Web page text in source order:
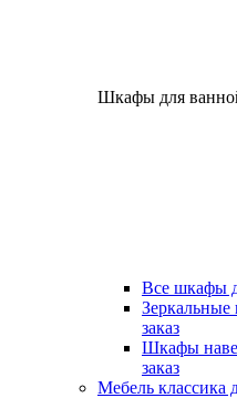
Шкафы для
Все шкафы
заказ
Шкафы
заказ
Мебель классика